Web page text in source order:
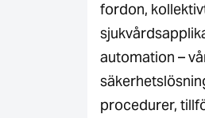
fordon,
automation –
procedurer,